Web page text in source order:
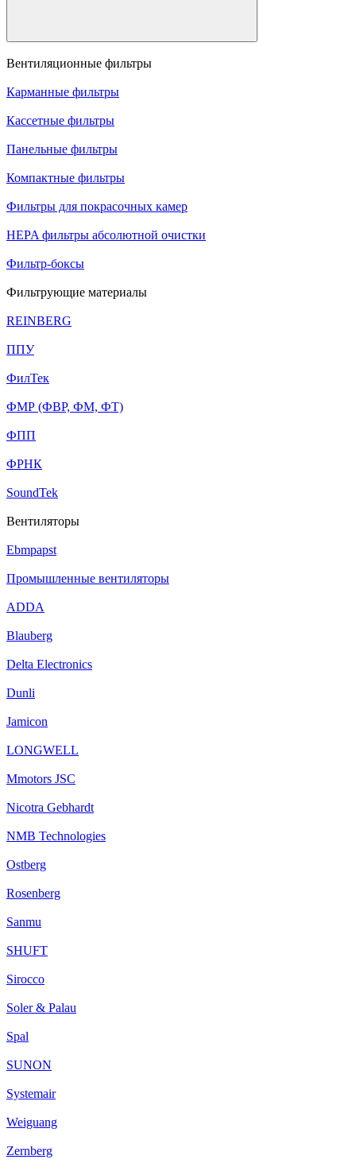
Вентиляционные фильтры
Карманные фильтры
Кассетные фильтры
Панельные фильтры
Компактные фильтры
Фильтры для покрасочных камер
HEPA фильтры абсолютной очистки
Фильтр-боксы
Фильтрующие материалы
REINBERG
ППУ
ФилТек
ФМР (ФВР, ФМ, ФТ)
ФПП
ФРНК
SoundTek
Вентиляторы
Ebmpapst
Промышленные вентиляторы
ADDA
Blauberg
Delta Electronics
Dunli
Jamicon
LONGWELL
Mmotors JSC
Nicotra Gebhardt
NMB Technologies
Ostberg
Rosenberg
Sanmu
SHUFT
Sirocco
Soler & Palau
Spal
SUNON
Systemair
Weiguang
Zernberg